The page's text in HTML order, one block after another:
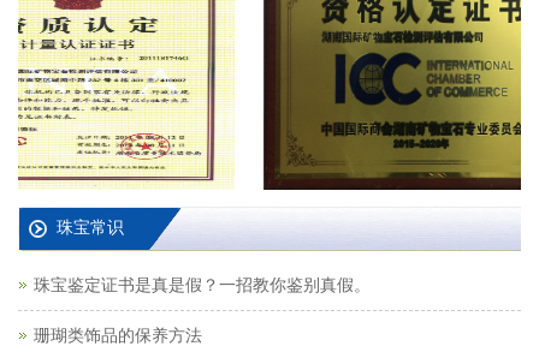
珠宝常识
珠宝鉴定证书是真是假？一招教你鉴别真假。
珊瑚类饰品的保养方法